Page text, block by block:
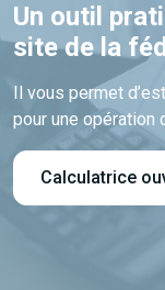
Un outil
site de la
Il vous permet
pour une opération
Calculatrice